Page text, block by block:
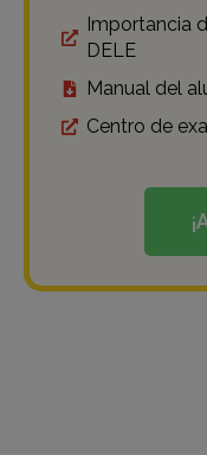
Importancia
DELE
Manual del
Centro de